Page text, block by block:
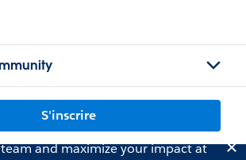
S'inscrire
and maximize your impact at